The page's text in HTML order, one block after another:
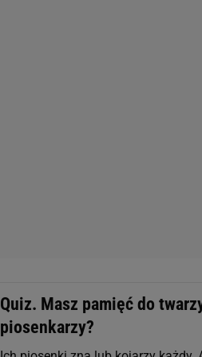
Quiz. Masz pamięć do
piosenkarzy?